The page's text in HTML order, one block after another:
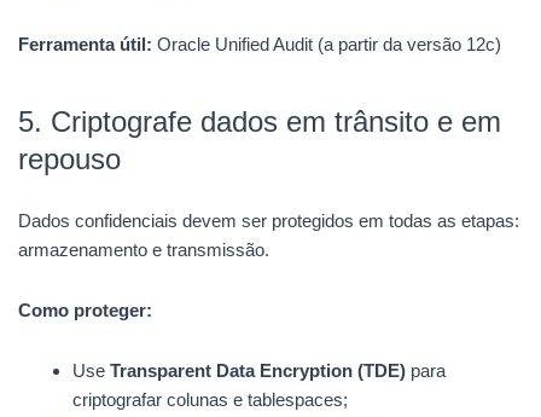
Ferramenta útil: Oracle Unified Audit (a partir da versão 12c)
5. Criptografe dados em trânsito e em
repouso
Dados confidenciais devem ser protegidos em todas as etapas:
armazenamento e transmissão.
Como proteger:
Use Transparent Data Encryption (TDE) para
criptografar colunas e tablespaces;